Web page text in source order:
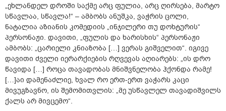
„ეხლანდელ დროში საქმე არც ფულია, არც ღირსება, მარტო
სწავლაა, სწავლა!“ – ამბობს ანუშკა, ვაჭრის ცოლი,
ნატალია აზიანის კომედიის „ინჯილერი თუ დოხტურის“
პერსონაჟი. დავითი, „ფულის და ხარისხის“ პერსონაჟი
ამბობს: „ცარიელი კნიაზობა […] ვერას გიშველით“. იგივე
დავითი ძველი იერარქიების რღვევას აღიარებს: „ის დრო
წავიდა […] როცა თავადობას მნიშვნელობა ჰქონდა რამე!
[…]აი დამენაძლიე, ხვალ რო ერთ-ერთ ვაჭარს კაცი
მივუგზავნო, ის შემომითვლის: „მე უსწავლელ თავადიშვილს
ქალს არ მივცემო“.